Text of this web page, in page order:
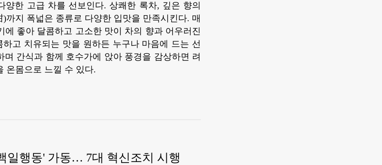
한 고급 차를 선보인다. 상쾌한 록차, 깊은 향의
지 폭넓은 종류로 다양한 입맛을 만족시킨다. 매
좋아 달콤하고 고소한 맛이 차의 향과 어우러진
고 치유되는 맛을 원하든 누구나 마음에 드는 선
간식과 함께 호수가에 앉아 풍경을 감상하면 려
온몸으로 느낄 수 있다.
일행동' 가동… 7대 혁신조치 시행